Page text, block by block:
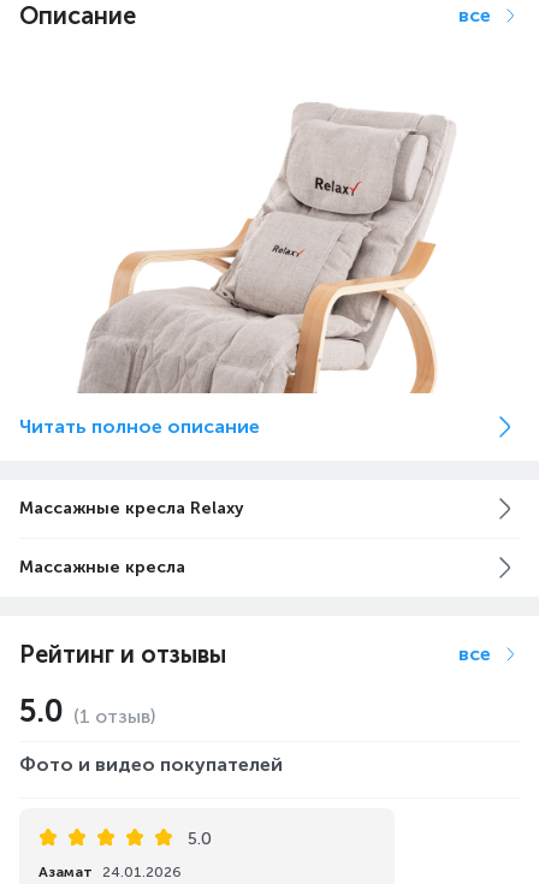
Описание все
Читать полное описание
Массажные кресла Relaxy
Массажные кресла
Рейтинг и отзывы все
5.0 (1 отзыв)
Фото и видео покупателей
5.0
Азамат 24.01.2026